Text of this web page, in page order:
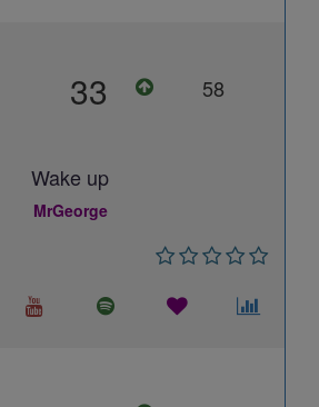
33 58
Wake up
MrGeorge